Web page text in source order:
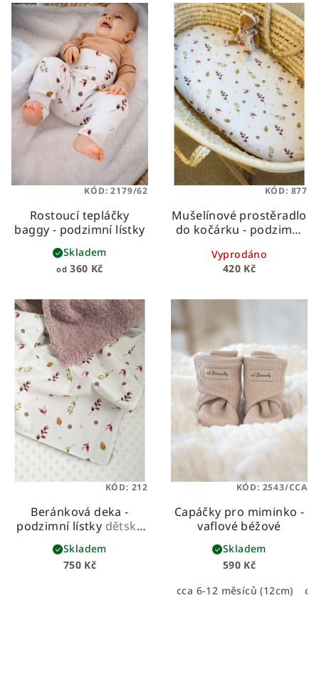
Rostoucí tepláčky
baggy - podzimní lístky
od 360 Kč
Skladem
KÓD:2179/62
Mušelínové prostěradlo
do kočárku - podzimní
420 Kč
Vyprodáno
KÓD: 877
Beránková deka -
podzimní lístky dětská
beránková deka z
prémiové bavlny a
hebkého beránka
750 Kč
Skladem
KÓD: 212
Capáčky pro miminko -
vaflové béžové
590 Kč
cca 6-12 měsíců (12cm)
Skladem
KÓD: 2543/CCA